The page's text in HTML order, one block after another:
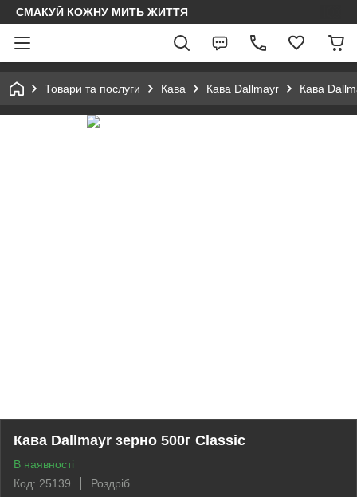
СМАКУЙ КОЖНУ МИТЬ ЖИТТЯ
Товари та послуги Кава Кава Dallmayr Кава
Кава Dallmayr зерно 500г Classic
В наявності
Код: 25139
Роздріб